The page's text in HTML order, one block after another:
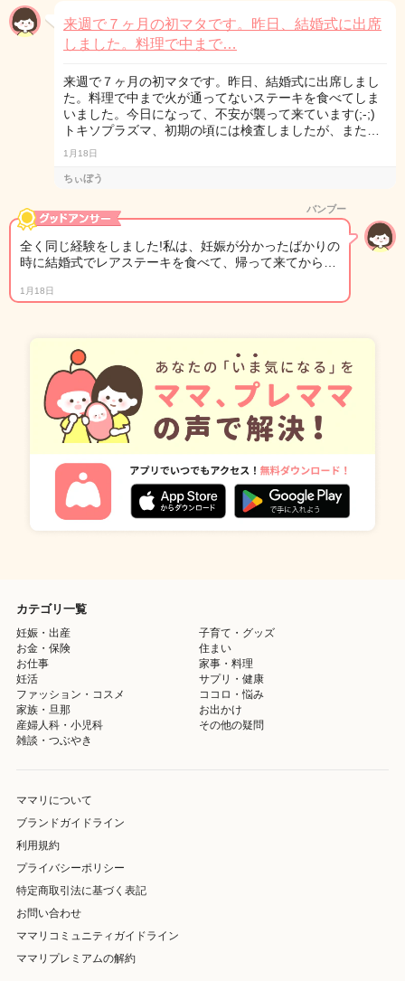
来週で７ヶ月の初マタです。昨日、結婚式に出席
しました。料理で中まで…
来週で７ヶ月の初マタです。昨日、結婚式に出席しまし
た。料理で中まで火が通ってないステーキを食べてしま
いました。今日になって、不安が襲って来ています(;-;)
トキソプラズマ、初期の頃には検査しましたが、また…
1月18日
ちぃぼう
バンブー
全く同じ経験をしました!私は、妊娠が分かったばかりの
時に結婚式でレアステーキを食べて、帰って来てから…
1月18日
カテゴリ一覧
妊娠・出産
子育て・グッズ
お金・保険
住まい
お仕事
家事・料理
妊活
サプリ・健康
ファッション・コスメ
ココロ・悩み
家族・旦那
お出かけ
産婦人科・小児科
その他の疑問
雑談・つぶやき
ママリについて
ブランドガイドライン
利用規約
プライバシーポリシー
特定商取引法に基づく表記
お問い合わせ
ママリコミュニティガイドライン
ママリプレミアムの解約